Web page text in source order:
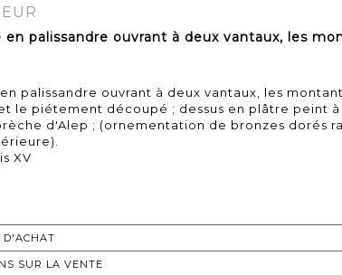
en palissandre ouvrant à deux vantaux, les
palissandre ouvrant à deux vantaux, les
le piétement découpé ; dessus en plâtre peint
d'Alep ; (ornementation de bronzes dorés
XV
D'ACHAT
SUR LA VENTE